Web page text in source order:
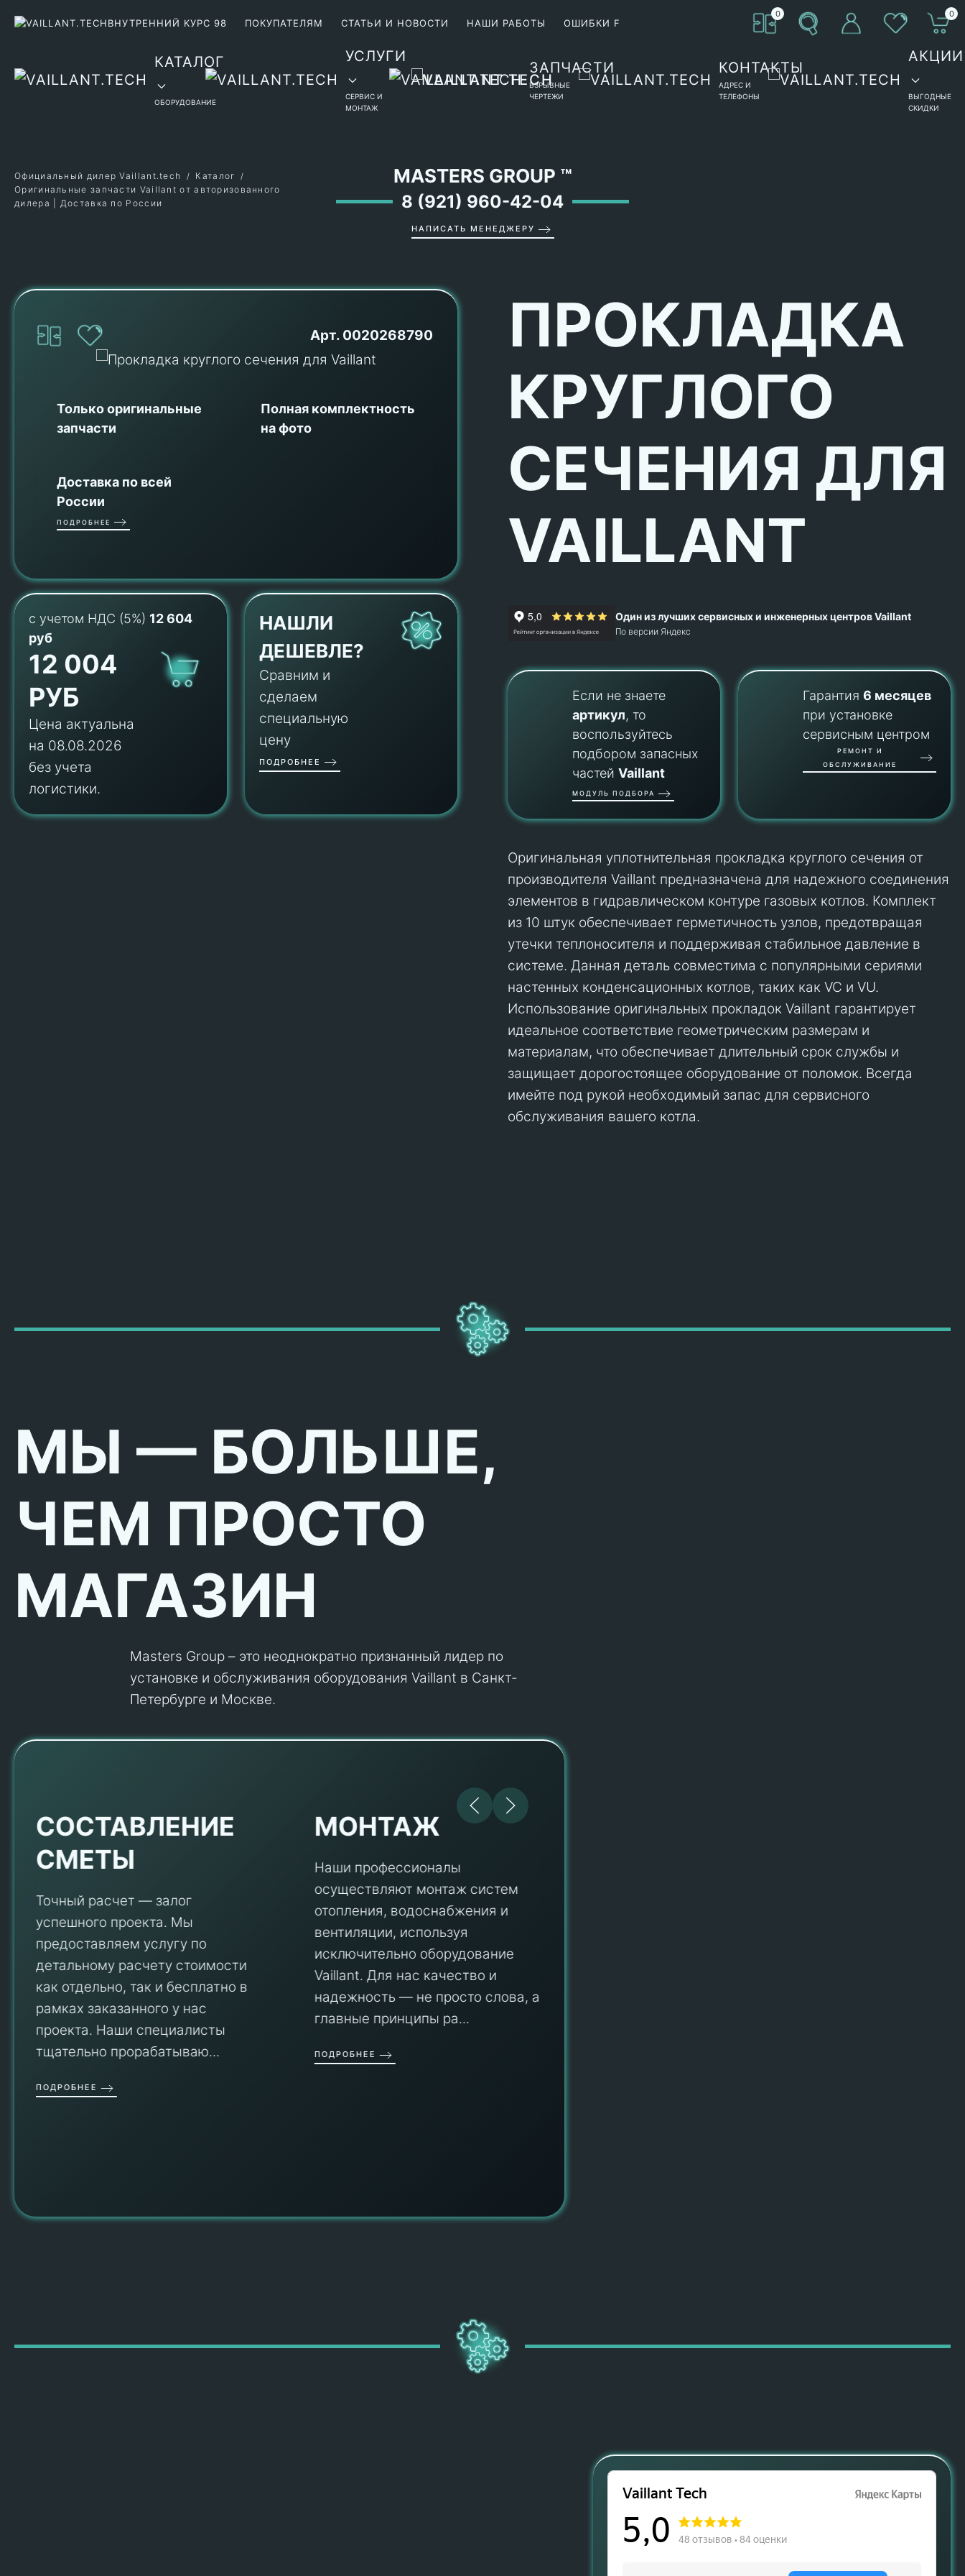
ВНУТРЕННИЙ КУРС 98 ПОКУПАТЕЛЯМ СТАТЬИ И НОВОСТИ НАШИ РАБОТЫ ОШИБКИ F
0 0
КАТАЛОГ
ОБОРУДОВАНИЕ
УСЛУГИ
СЕРВИС И
МОНТАЖ
ЗАПЧАСТИ
ВЗРЫВНЫЕ
ЧЕРТЕЖИ
КОНТАКТЫ
АДРЕС И
ТЕЛЕФОНЫ
АКЦИИ
ВЫГОДНЫЕ
СКИДКИ
MASTERS GROUP ™
8 (921) 960-42-04
НАПИСАТЬ МЕНЕДЖЕРУ
Официальный дилер Vaillant.tech
Каталог
Оригинальные запчасти Vaillant от авторизованного
дилера | Доставка по России
Арт. 0020268790
Только оригинальные
запчасти
Полная комплектность
на фото
Доставка по всей
России
ПОДРОБНЕЕ
с учетом НДС (5%) 12 604
руб
12 004
РУБ
Цена актуальна
на 08.08.2026
без учета
логистики.
НАШЛИ
ДЕШЕВЛЕ?
Сравним и
сделаем
специальную
цену
ПОДРОБНЕЕ
ПРОКЛАДКА
КРУГЛОГО
СЕЧЕНИЯ ДЛЯ
VAILLANT
Один из лучших сервисных и инженерных центров Vaillant
По версии Яндекс
Если не знаете
артикул, то
воспользуйтесь
подбором запасных
частейVaillant
МОДУЛЬ ПОДБОРА
Гарантия6 месяцев
при установке
сервисным центром
РЕМОНТ И
ОБСЛУЖИВАНИЕ
Оригинальная уплотнительная прокладка круглого сечения от
производителя Vaillant предназначена для надежного соединения
элементов в гидравлическом контуре газовых котлов. Комплект
из 10 штук обеспечивает герметичность узлов, предотвращая
утечки теплоносителя и поддерживая стабильное давление в
системе. Данная деталь совместима с популярными сериями
настенных конденсационных котлов, таких как VC и VU.
Использование оригинальных прокладок Vaillant гарантирует
идеальное соответствие геометрическим размерам и
материалам, что обеспечивает длительный срок службы и
защищает дорогостоящее оборудование от поломок. Всегда
имейте под рукой необходимый запас для сервисного
обслуживания вашего котла.
МЫ — БОЛЬШЕ,
ЧЕМ ПРОСТО
МАГАЗИН
Masters Group – это неоднократно признанный лидер по
установке и обслуживания оборудования Vaillant в Санкт-
Петербурге и Москве.
СОСТАВЛЕНИЕ
СМЕТЫ
Точный расчет — залог
успешного проекта. Мы
предоставляем услугу по
детальному расчету стоимости
как отдельно, так и бесплатно в
рамках заказанного у нас
проекта. Наши специалисты
тщательно прорабатываю...
ПОДРОБНЕЕ
МОНТАЖ
Наши профессионалы
осуществляют монтаж систем
отопления, водоснабжения и
вентиляции, используя
исключительно оборудование
Vaillant. Для нас качество и
надежность — не просто слова, а
главные принципы ра...
ПОДРОБНЕЕ